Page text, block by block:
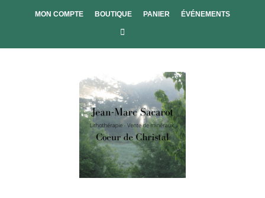
MON COMPTE BOUTIQUE PANIER ÉVÉNEMENTS